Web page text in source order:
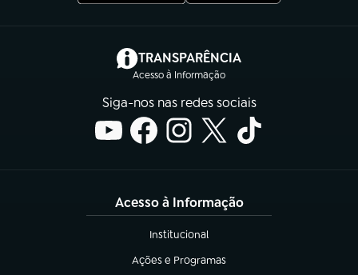
TRANSPARÊNCIA
Acesso à Informação
(abre em nova aba)
Siga-nos nas redes sociais
Acesso à Informação
Institucional
(abre em nova aba)
Ações e Programas
(abre em nova aba)